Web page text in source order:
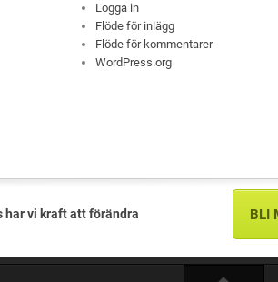
Logga in
Flöde för inlägg
Flöde för kommentarer
WordPress.org
har vi kraft att förändra BLI